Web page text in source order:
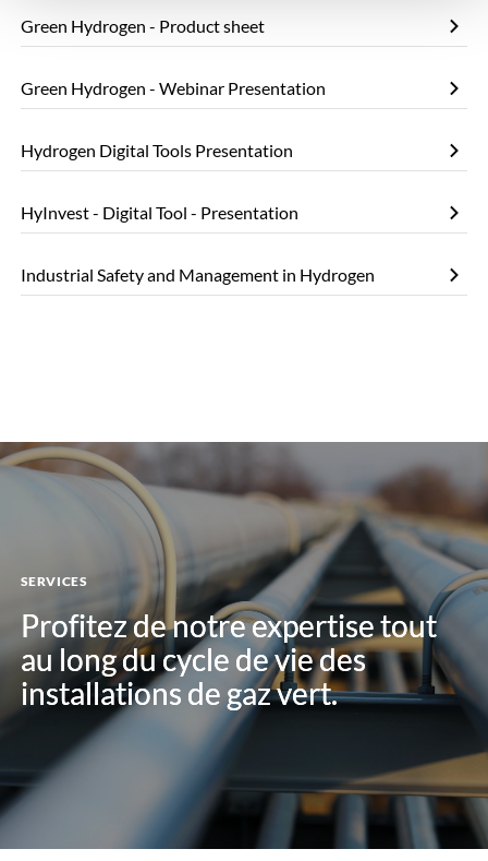
Green Hydrogen - Product sheet
Green Hydrogen - Webinar Presentation
Hydrogen Digital Tools Presentation
HyInvest - Digital Tool - Presentation
Industrial Safety and Management in Hydrogen
SERVICES
Profitez de notre expertise tout
au long du cycle de vie des
installations de gaz vert.
Profitez de notre expertise tout
au long du cycle de vie des
installations de gaz vert.